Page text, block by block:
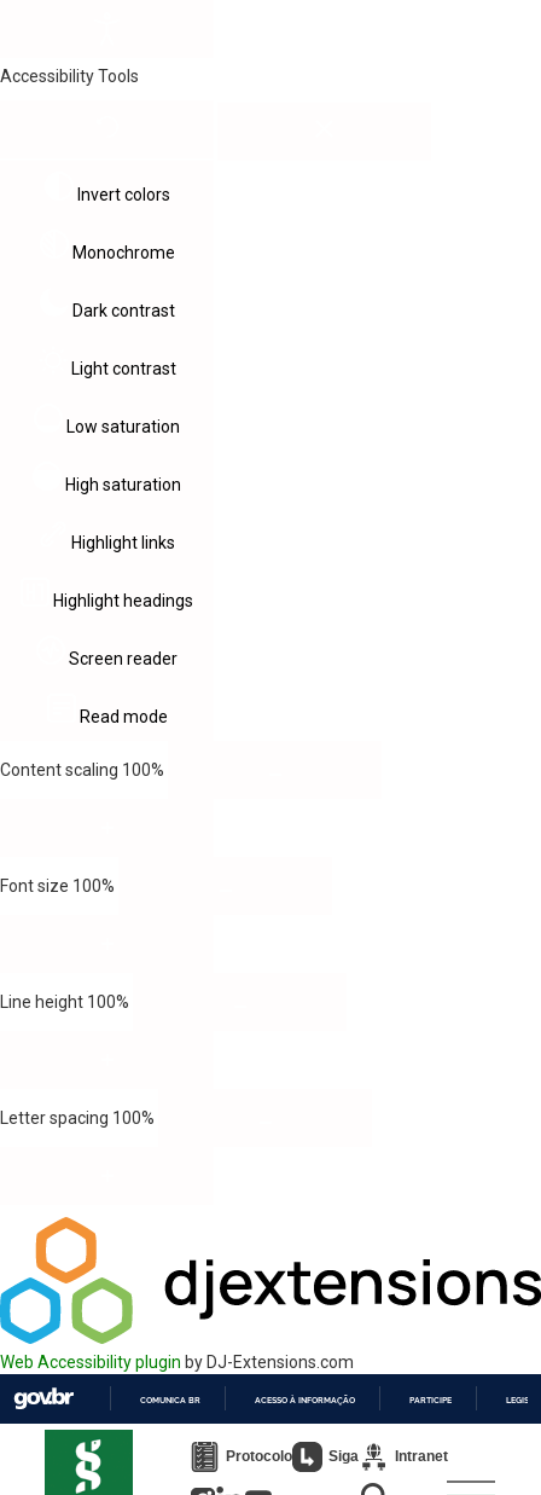
Accessibility Tools
Invert colors
Monochrome
Dark contrast
Light contrast
Low saturation
High saturation
Highlight links
Highlight headings
Screen reader
Read mode
Content scaling 100%
Font size 100%
Line height 100%
Letter spacing 100%
Web Accessibility plugin by DJ-Extensions.com
PARA
COMUNICA BR ACESSO À INFORMAÇÃO PARTICIPE
Protocolo Siga Intranet